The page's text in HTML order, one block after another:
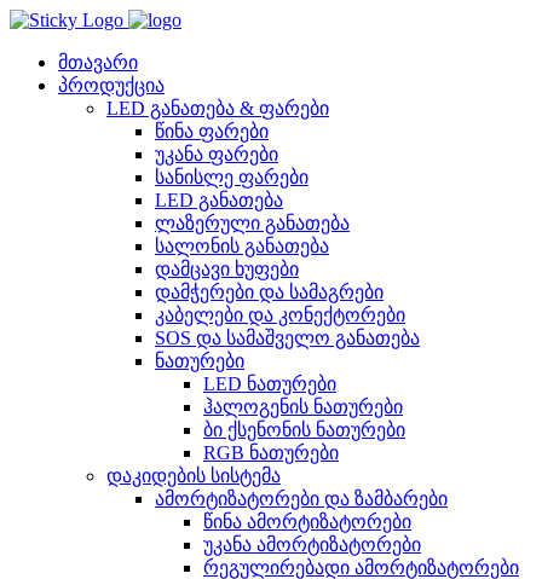
Skip
contentმთავარი
პროდუქცია
LED განათება & ფარები
წინა ფარები
უკანა ფარები
სანისლე ფარები
LED განათება
ლაზერული განათება
სალონის განათება
დამცავი ხუფები
დამჭერები და სამაგრები
კაბელები და კონექტორები
SOS და სამაშველო განათება
ნათურები
LED ნათურები
ჰალოგენის ნათურები
ბი ქსენონის ნათურები
RGB ნათურები
დაკიდების სისტემა
ამორტიზატორები და ზამბარები
წინა ამორტიზატორები
უკანა ამორტიზატორები
რეგულირებადი ამორტიზატორები